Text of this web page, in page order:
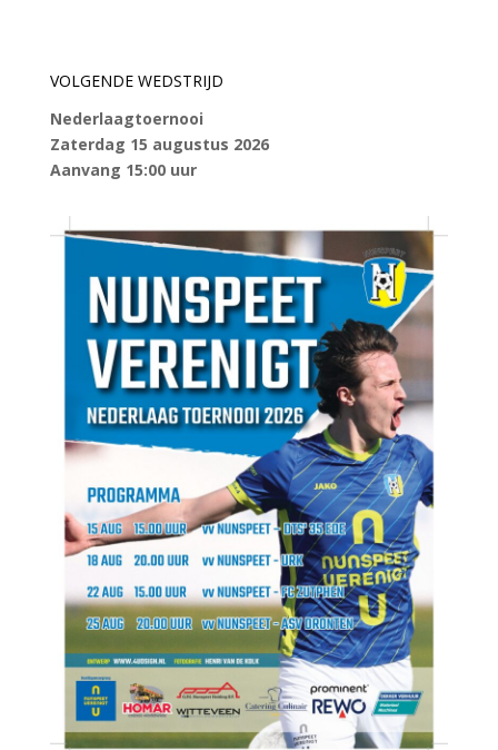
VOLGENDE WEDSTRIJD
Nederlaagtoernooi
Zaterdag 15 augustus 2026
Aanvang 15:00 uur